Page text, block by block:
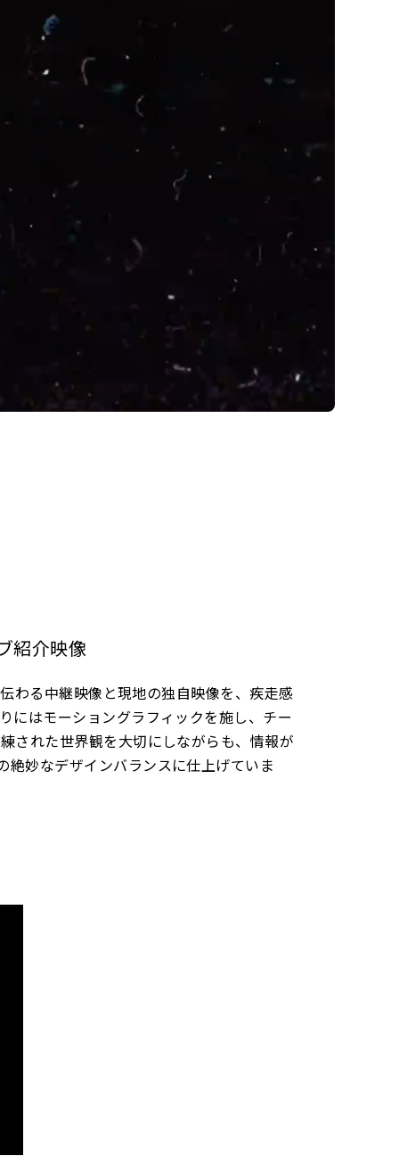
紹介映像
わる中継映像と現地の独自映像を、疾走感
にはモーショングラフィックを施し、チー
された世界観を大切にしながらも、情報が
妙なデザインバランスに仕上げていま